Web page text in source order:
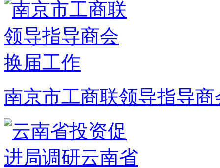
南京市工商联领导指导